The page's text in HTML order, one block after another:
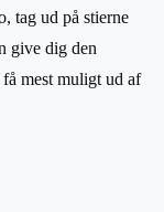
tag ud på stierne
give dig den
mest muligt ud af